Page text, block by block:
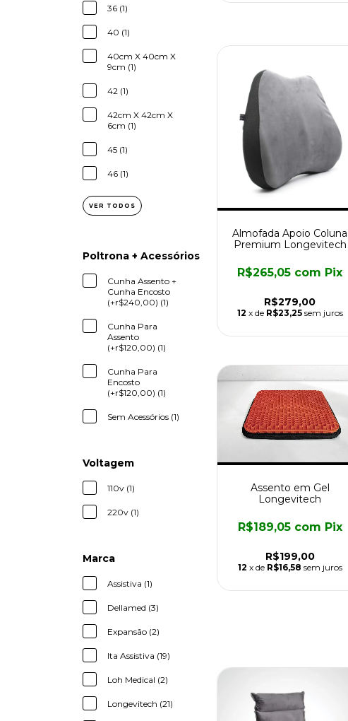
36 (1)
40 (1)
40cm X 40cm X
9cm (1)
42 (1)
42cm X 42cm X
6cm (1)
45 (1)
46 (1)
VER TODOS
Poltrona + Acessórios
Cunha Assento +
Cunha Encosto
(+r$240,00) (1)
Cunha Para
Assento
(+r$120,00) (1)
Cunha Para
Encosto
(+r$120,00) (1)
Sem Acessórios (1)
Voltagem
110v (1)
220v (1)
Marca
Assistiva (1)
Dellamed (3)
Expansão (2)
Ita Assistiva (19)
Loh Medical (2)
Longevitech (21)
Almofada Apoio Coluna
Premium Longevitech
R$279,00
R$265,05 com Pix
12 x de R$23,25 sem juros
Assento em Gel
Longevitech
R$199,00
R$189,05 com Pix
12 x de R$16,58 sem juros